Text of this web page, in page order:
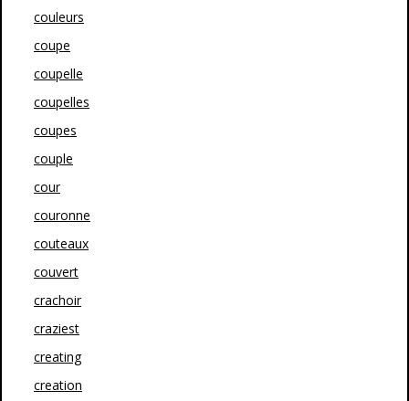
couleurs
coupe
coupelle
coupelles
coupes
couple
cour
couronne
couteaux
couvert
crachoir
craziest
creating
creation